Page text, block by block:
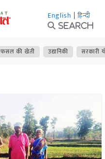
English | हिन्दी
Search
फसल की खेती उद्यानिकी सरकारी